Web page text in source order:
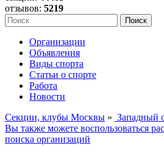
отзывов: 5219
Организации
Объявления
Виды спорта
Статьи о спорте
Работа
Новости
Секции, клубы Москвы » Западный
Вы также можете воспользоваться
поиска организаций